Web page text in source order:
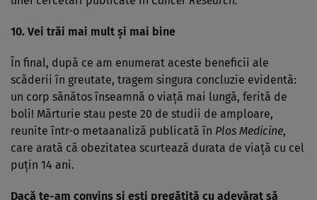
10. Vei trăi mai mult şi mai bine
În final, după ce am enumerat aceste beneficii ale
scăderii în greutate, tragem singura concluzie evidentă:
un corp sănătos înseamnă o viaţă mai lungă, ferită de
boli! Mărturie stau peste 20 de studii de amploare,
reunite într-o metaanaliză publicată în Plos Medicine,
care arată că obezitatea scurtează durata de viaţă cu cel
puţin 14 ani.
Dacă te-am convins şi eşti pregătită cu adevărat să